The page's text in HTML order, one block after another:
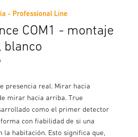
- Professional Line
COM1 - montaje
blanco
presencia real. Mirar hacia
mirar hacia arriba. True
como el primer detector
con fiabilidad de si una
la habitación. Esto significa que,